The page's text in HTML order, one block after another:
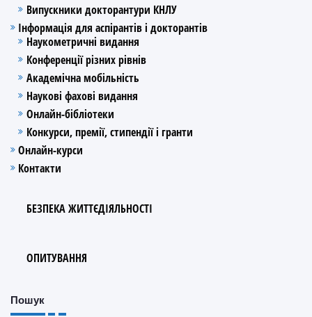
Випускники докторантури КНЛУ
Інформація для аспірантів і докторантів
Наукометричні видання
Конференції різних рівнів
Академічна мобільність
Наукові фахові видання
Онлайн-бібліотеки
Конкурси, премії, стипендії і гранти
Онлайн-курси
Контакти
БЕЗПЕКА ЖИТТЄДІЯЛЬНОСТІ
ОПИТУВАННЯ
Пошук